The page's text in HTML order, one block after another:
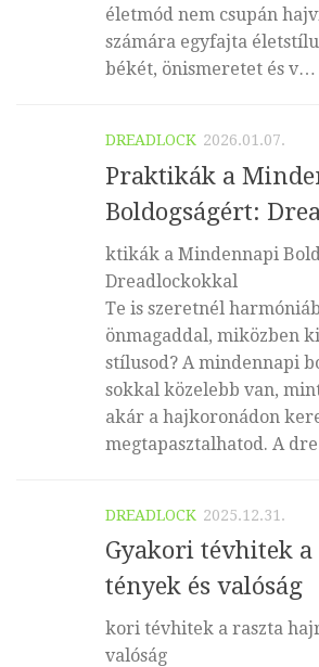
életmód nem csupán
számára egyfajta
békét, önismeretet és v…
DREADLOCK 2026.01.07.
Praktikák a
Boldogságért:
ktikák a Mindennapi
Dreadlockokkal
Te is szeretnél
önmagaddal, miközben
stílusod? A mindennapi
sokkal közelebb van,
akár a hajkoronádon
megtapasztalhatod. A
DREADLOCK 2025.12.31.
Gyakori tévhitek
tények és valóság
kori tévhitek a raszta
valóság